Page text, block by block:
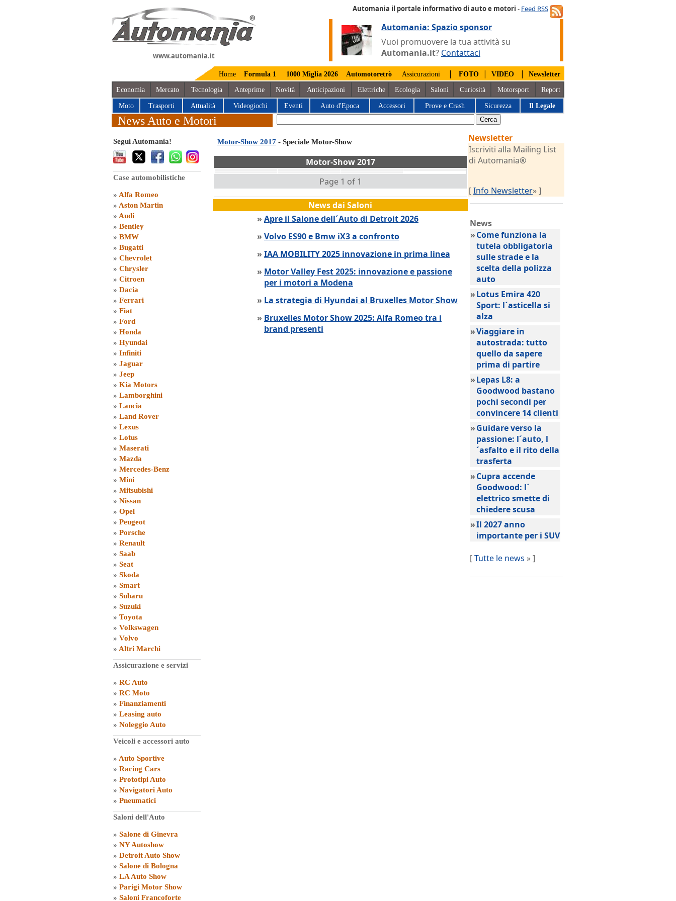
www.automania.it
Automania il portale informativo di auto e motori - Feed RSS
Automania: Spazio sponsor
Vuoi promuovere la tua attività su
Automania.it? Contattaci
Home Formula 1 1000 Miglia 2026 Automotoretrò Assicurazioni | FOTO | VIDEO | Newsletter
Economia Mercato Tecnologia Anteprime Novità Anticipazioni Elettriche Ecologia Saloni Curiosità Motorsport Report
Moto Trasporti Attualità Videogiochi Eventi Auto d'Epoca Accessori Prove e Crash Sicurezza Il Legale
News Auto e Motori
Segui Automania!
Case automobilistiche
» Alfa Romeo
» Aston Martin
» Audi
» Bentley
» BMW
» Bugatti
» Chevrolet
» Chrysler
» Citroen
» Dacia
» Ferrari
» Fiat
» Ford
» Honda
» Hyundai
» Infiniti
» Jaguar
» Jeep
» Kia Motors
» Lamborghini
» Lancia
» Land Rover
» Lexus
» Lotus
» Maserati
» Mazda
» Mercedes-Benz
» Mini
» Mitsubishi
» Nissan
» Opel
» Peugeot
» Porsche
» Renault
» Saab
» Seat
» Skoda
» Smart
» Subaru
» Suzuki
» Toyota
» Volkswagen
» Volvo
» Altri Marchi
Assicurazione e servizi
» RC Auto
» RC Moto
» Finanziamenti
» Leasing auto
» Noleggio Auto
Veicoli e accessori auto
» Auto Sportive
» Racing Cars
» Prototipi Auto
» Navigatori Auto
» Pneumatici
Saloni dell'Auto
» Salone di Ginevra
» NY Autoshow
» Detroit Auto Show
» Salone di Bologna
» LA Auto Show
» Parigi Motor Show
» Saloni Francoforte
Motor-Show 2017 - Speciale Motor-Show
Motor-Show 2017
Page 1 of 1
News dai Saloni
» Apre il Salone dell´Auto di Detroit 2026
» Volvo ES90 e Bmw iX3 a confronto
» IAA MOBILITY 2025 innovazione in prima linea
» Motor Valley Fest 2025: innovazione e passione
per i motori a Modena
» La strategia di Hyundai al Bruxelles Motor Show
» Bruxelles Motor Show 2025: Alfa Romeo tra i
brand presenti
Newsletter
Iscriviti alla Mailing List
di Automania®
[Info Newsletter» ]
News
»Come funziona la
tutela obbligatoria
sulle strade e la
scelta della polizza
auto
»Lotus Emira 420
Sport: l´asticella si
alza
»Viaggiare in
autostrada: tutto
quello da sapere
prima di partire
»Lepas L8: a
Goodwood bastano
pochi secondi per
convincere 14 clienti
»Guidare verso la
passione: l´auto, l
´asfalto e il rito della
trasferta
»Cupra accende
Goodwood: l´
elettrico smette di
chiedere scusa
»Il 2027 anno
importante per i SUV
[Tutte le news » ]